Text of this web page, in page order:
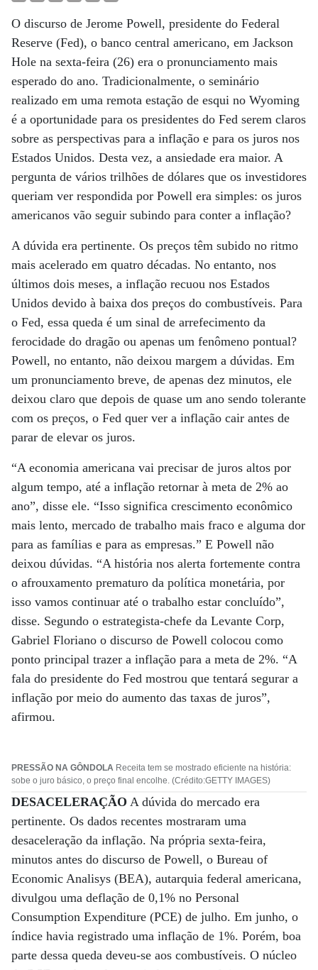
O discurso de Jerome Powell, presidente do Federal
Reserve (Fed), o banco central americano, em Jackson
Hole na sexta-feira (26) era o pronunciamento mais
esperado do ano. Tradicionalmente, o seminário
realizado em uma remota estação de esqui no Wyoming
é a oportunidade para os presidentes do Fed serem claros
sobre as perspectivas para a inflação e para os juros nos
Estados Unidos. Desta vez, a ansiedade era maior. A
pergunta de vários trilhões de dólares que os investidores
queriam ver respondida por Powell era simples: os juros
americanos vão seguir subindo para conter a inflação?
A dúvida era pertinente. Os preços têm subido no ritmo
mais acelerado em quatro décadas. No entanto, nos
últimos dois meses, a inflação recuou nos Estados
Unidos devido à baixa dos preços do combustíveis. Para
o Fed, essa queda é um sinal de arrefecimento da
ferocidade do dragão ou apenas um fenômeno pontual?
Powell, no entanto, não deixou margem a dúvidas. Em
um pronunciamento breve, de apenas dez minutos, ele
deixou claro que depois de quase um ano sendo tolerante
com os preços, o Fed quer ver a inflação cair antes de
parar de elevar os juros.
“A economia americana vai precisar de juros altos por
algum tempo, até a inflação retornar à meta de 2% ao
ano”, disse ele. “Isso significa crescimento econômico
mais lento, mercado de trabalho mais fraco e alguma dor
para as famílias e para as empresas.” E Powell não
deixou dúvidas. “A história nos alerta fortemente contra
o afrouxamento prematuro da política monetária, por
isso vamos continuar até o trabalho estar concluído”,
disse. Segundo o estrategista-chefe da Levante Corp,
Gabriel Floriano o discurso de Powell colocou como
ponto principal trazer a inflação para a meta de 2%. “A
fala do presidente do Fed mostrou que tentará segurar a
inflação por meio do aumento das taxas de juros”,
afirmou.
PRESSÃO NA GÔNDOLA Receita tem se mostrado eficiente na história:
sobe o juro básico, o preço final encolhe. (Crédito:GETTY IMAGES)
DESACELERAÇÃO A dúvida do mercado era
pertinente. Os dados recentes mostraram uma
desaceleração da inflação. Na própria sexta-feira,
minutos antes do discurso de Powell, o Bureau of
Economic Analisys (BEA), autarquia federal americana,
divulgou uma deflação de 0,1% no Personal
Consumption Expenditure (PCE) de julho. Em junho, o
índice havia registrado uma inflação de 1%. Porém, boa
parte dessa queda deveu-se aos combustíveis. O núcleo